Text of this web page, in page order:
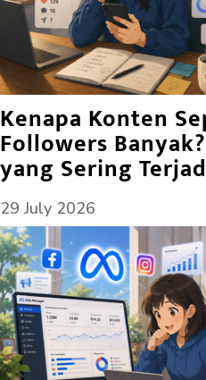
Kenapa Konten
Followers
yang Sering
29 July 2026